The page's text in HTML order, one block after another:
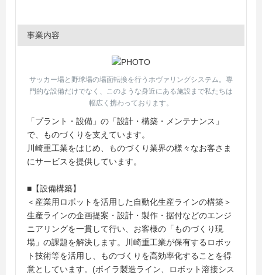
事業内容
サッカー場と野球場の場面転換を行うホヴァリングシステム。専
門的な設備だけでなく、このような身近にある施設まで私たちは
幅広く携わっております。
「プラント・設備」の「設計・構築・メンテナンス」
で、ものづくりを支えています。
川崎重工業をはじめ、ものづくり業界の様々なお客さま
にサービスを提供しています。
■【設備構築】
＜産業用ロボットを活用した自動化生産ラインの構築＞
生産ラインの企画提案・設計・製作・据付などのエンジ
ニアリングを一貫して行い、お客様の「ものづくり現
場」の課題を解決します。川崎重工業が保有するロボッ
ト技術等を活用し、ものづくりを高効率化することを得
意としています。(ボイラ製造ライン、ロボット溶接シス